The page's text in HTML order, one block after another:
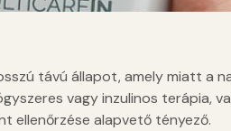
távú állapot, amely miatt a
vagy inzulinos terápia,
ellenőrzése alapvető tényező.